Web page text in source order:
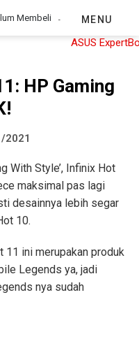
Membeli MENU
HP Gaming
2021
With Style’, Infinix Hot
maksimal pas lagi
desainnya lebih segar
10.
11 ini merupakan produk
Legends ya, jadi
nya sudah